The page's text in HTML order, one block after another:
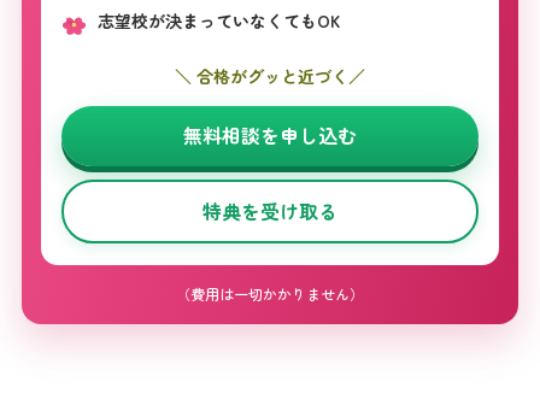
志望校が決まっていなくてもOK
＼ 合格がグッと近づく／
無料相談を申し込む
特典を受け取る
（費用は一切かかりません）